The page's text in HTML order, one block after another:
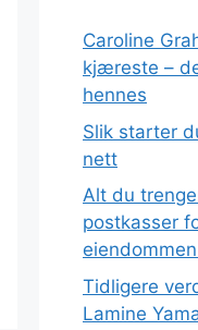
Caroline
kjæreste –
hennes
Slik starter
nett
Alt du
postkasser
Tidligere
Lamine